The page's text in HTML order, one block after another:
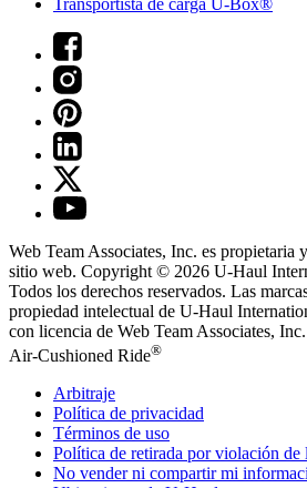
Web Team Associates, Inc. es propietaria
sitio web. Copyright © 2026 U-Haul
Todos los derechos reservados. Las
propiedad intelectual de U-Haul
con licencia de Web Team Associates, Inc.
Air-Cushioned Ride®
Arbitraje
Política de privacidad
Términos de uso
Política de retirada por violación de
No vender ni compartir mi